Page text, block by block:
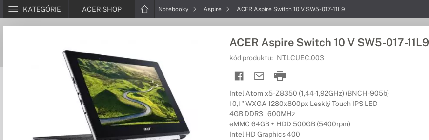
KATEGÓRIE ACER-SHOP Notebooky Aspire ACER Aspire Switch 10 V SW5-017-11L9
ACER Aspire Switch 10 V SW5-017-11L9
kód produktu: NT.LCUEC.003
Intel Atom x5-Z8350 (1,44-1,92GHz) (BNCH-905b)
10,1" WXGA 1280x800px Lesklý Touch IPS LED
4GB DDR3 1600MHz
eMMC 64GB + HDD 500GB (5400rpm)
Intel HD Graphics 400